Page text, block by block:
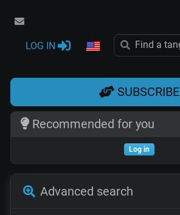
LOG IN
SUBSCRIBE
Recommended for you
Log in
Advanced search